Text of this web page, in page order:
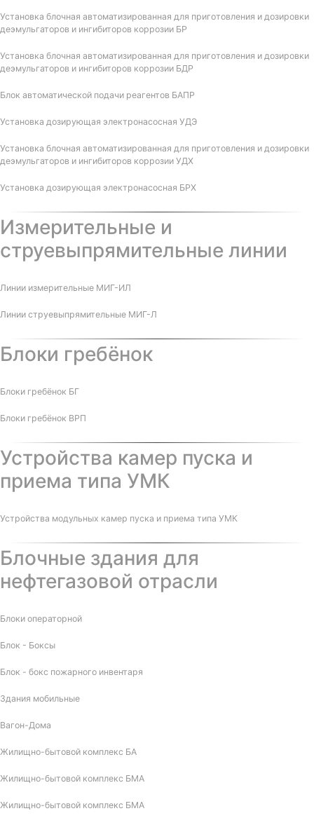
Установка блочная автоматизированная для приготовления и дозировки
деэмульгаторов и ингибиторов коррозии БР
Установка блочная автоматизированная для приготовления и дозировки
деэмульгаторов и ингибиторов коррозии БДР
Блок автоматической подачи реагентов БАПР
Установка дозирующая электронасосная УДЭ
Установка блочная автоматизированная для приготовления и дозировки
деэмульгаторов и ингибиторов коррозии УДХ
Установка дозирующая электронасосная БРХ
Измерительные и
струевыпрямительные линии
Линии измерительные МИГ-ИЛ
Линии струевыпрямительные МИГ-Л
Блоки гребёнок
Блоки гребёнок БГ
Блоки гребёнок ВРП
Устройства камер пуска и
приема типа УМК
Устройства модульных камер пуска и приема типа УМК
Блочные здания для
нефтегазовой отрасли
Блоки операторной
Блок - Боксы
Блок - бокс пожарного инвентаря
Здания мобильные
Вагон-Дома
Жилищно-бытовой комплекс БА
Жилищно-бытовой комплекс БМА
Жилищно-бытовой комплекс БМА